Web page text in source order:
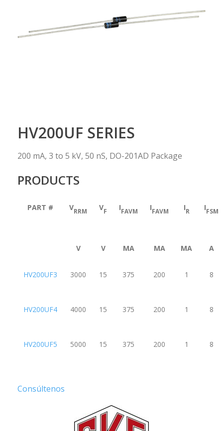
HV200UF SERIES
200 mA, 3 to 5 kV, 50 nS, DO-201AD Package
PRODUCTS
PART # VRRM VF IFAVM IFAVM IR IFSM
V V MA MA ΜA A
HV200UF3 3000 15 375 200 1 8
HV200UF4 4000 15 375 200 1 8
HV200UF5 5000 15 375 200 1 8
Consúltenos